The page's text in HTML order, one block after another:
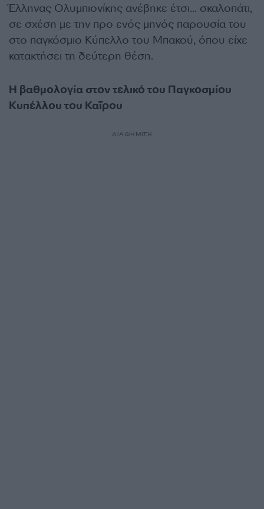
Έλληνας Ολυμπιονίκης ανέβηκε έτσι… σκαλοπάτι,
σε σχέση με την προ ενός μηνός παρουσία του
στο παγκόσμιο Κύπελλο του Μπακού, όπου είχε
κατακτήσει τη δεύτερη θέση.
Η βαθμολογία στον τελικό του Παγκοσμίου
Κυπέλλου του Καΐρου
ΔΙΑΦΗΜΙΣΗ